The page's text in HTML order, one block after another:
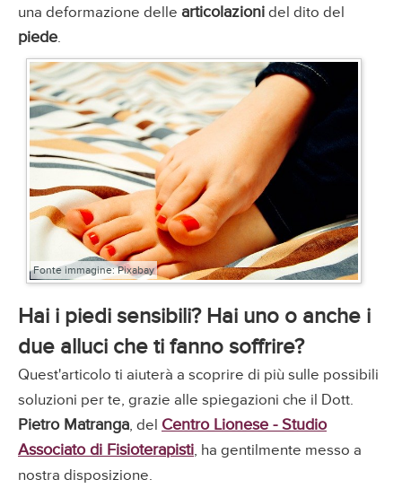
una deformazione delle articolazioni del dito del
piede.
Fonte immagine: Pixabay
Hai i piedi sensibili? Hai uno o anche i
due alluci che ti fanno soffrire?
Quest'articolo ti aiuterà a scoprire di più sulle possibili
soluzioni per te, grazie alle spiegazioni che il Dott.
Pietro Matranga, del Centro Lionese - Studio
Associato di Fisioterapisti, ha gentilmente messo a
nostra disposizione.